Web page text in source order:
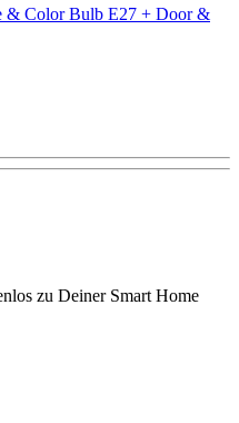
& Color Bulb E27 + Door &
zu Deiner Smart Home